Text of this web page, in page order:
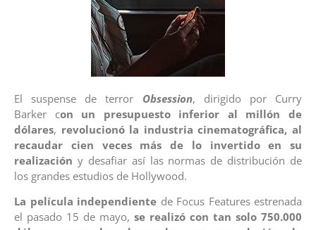
El suspense de terror Obsession, dirigido por Curry
Barker con un presupuesto inferior al millón de
dólares, revolucionó la industria cinematográfica, al
recaudar cien veces más de lo invertido en su
realización y desafiar así las normas de distribución de
los grandes estudios de Hollywood.
La película independiente de Focus Features estrenada
el pasado 15 de mayo, se realizó con tan solo 750.000